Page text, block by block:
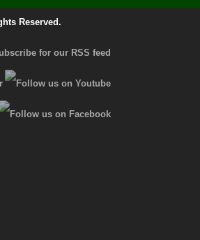
Reserved.